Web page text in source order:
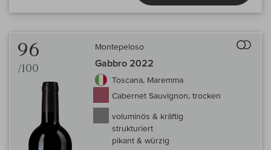
96
/100
Montepeloso
Gabbro 2022
Toscana, Maremma
Cabernet Sauvignon, trocken
voluminös & kräftig
strukturiert
pikant & würzig